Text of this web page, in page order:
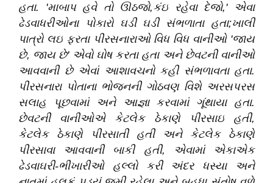
હતા. 'માબાપ હવે તો ઊઠજો,કંઇ રહેવા દેજો,' એવા
ઢેડવાધરીઓના પોકારો ઘડી ઘડી સંભળાતા હતા;ખાલી
પાત્રો લઇ ફરતા પીરસનારાઓ વિધ વિધ વાનીઓ 'જાય
છે, જાય છે' એવો ઘોષ કરતા હતા અને છેવટની વાનીઓ
આવવાની છે એવાં આશાવચનો કહી સંભળાવતા હતા.
પીરસનારા પોતાના ભોજનની ગોઠવણ વિશે અરસપરસ
સલાહ પૂછવામાં અને આજ્ઞા કરવામાં ગૂંથાયા હતા.
છેવટની વાનીઓએ કેટલેક ઠેકાણે પીરસાઇ હતી,
કેટલેક ઠેકાણે પીરસાતી હતી અને કેટલેક ઠેકાણે
પીરસાવા આવવાની બાકી હતી, એવામાં એકાએક
ઢેડવાઘરી-ભીખારીઓ હલ્લો કરી અંદર ધસ્યા અને